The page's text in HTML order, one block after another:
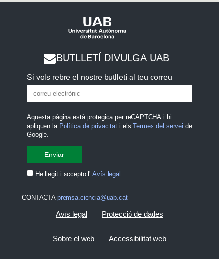
BUTLLETÍ DIVULGA UAB
Si vols rebre el nostre butlletí al teu correu
Aquesta pàgina està protegida per reCAPTCHA i hi
apliquen la Política de privacitati els Termes del servei de
Google.
He llegit i accepto l' Avís legal
CONTACTA premsa.ciencia@uab.cat
Avís legal Protecció de dades
Sobre el web Accessibilitat web